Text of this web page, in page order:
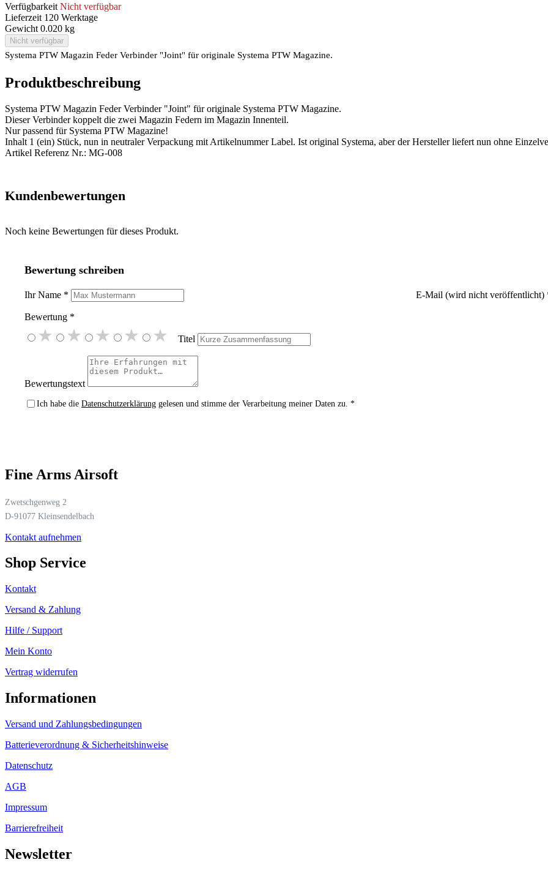
Verfügbarkeit Nicht verfügbar
Lieferzeit 120 Werktage
Gewicht 0.020 kg
Nicht verfügbar
Systema PTW Magazin Feder Verbinder "Joint" für originale Systema PTW Magazine.
Produktbeschreibung
Systema PTW Magazin Feder Verbinder "Joint" für originale Systema PTW Magazine.
Dieser Verbinder koppelt die zwei Magazin Federn im Magazin Innenteil.
Nur passend für Systema PTW Magazine!
Inhalt 1 (ein) Stück, nun in neutraler Verpackung mit Artikelnummer Label. Ist original Systema, aber der Hersteller liefert nun ohne
Artikel Referenz Nr.: MG-008
Kundenbewertungen
Noch keine Bewertungen für dieses Produkt.
Bewertung schreiben
Ihr Name * E-Mail (wird nicht veröffentlicht)
Bewertung *
★ ★ ★ ★ ★ Titel
Bewertungstext
Ich habe die Datenschutzerklärung gelesen und stimme der Verarbeitung meiner Daten zu. *
Fine Arms Airsoft
Zwetschgenweg 2
D-91077 Kleinsendelbach
Kontakt aufnehmen
Shop Service
Kontakt
Versand & Zahlung
Hilfe / Support
Mein Konto
Vertrag widerrufen
Informationen
Versand und Zahlungsbedingungen
Batterieverordnung & Sicherheitshinweise
Datenschutz
AGB
Impressum
Barrierefreiheit
Newsletter